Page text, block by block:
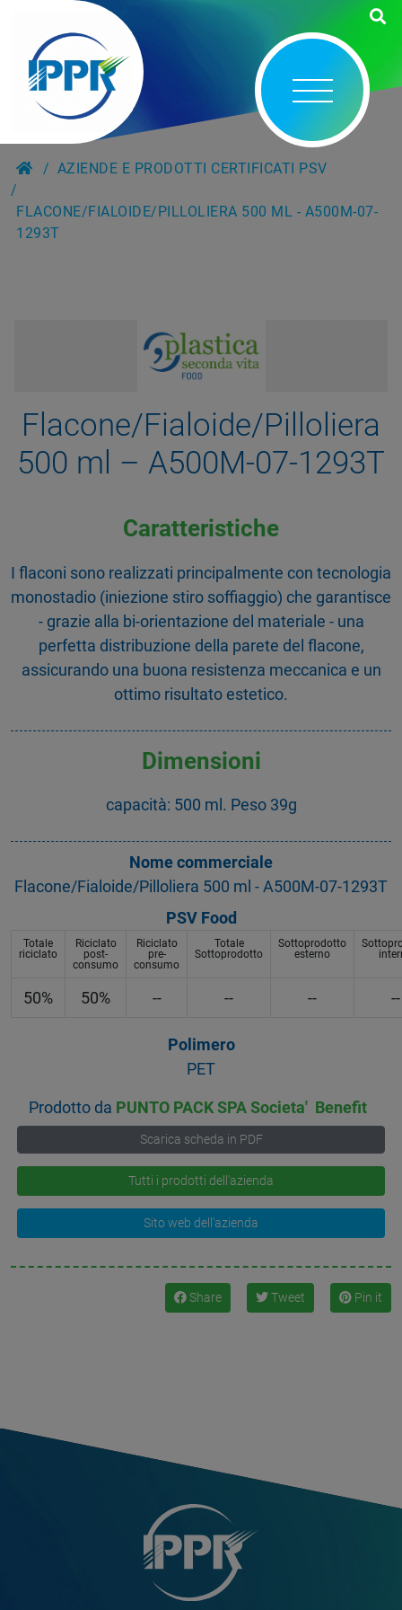
AZIENDE E PRODOTTI CERTIFICATI PSV
FLACONE/FIALOIDE/PILLOLIERA 500 ML - A500M-07-
1293T
Flacone/Fialoide/Pilloliera
500 ml – A500M-07-1293T
Caratteristiche
I flaconi sono realizzati principalmente con tecnologia
monostadio (iniezione stiro soffiaggio) che garantisce
- grazie alla bi-orientazione del materiale - una
perfetta distribuzione della parete del flacone,
assicurando una buona resistenza meccanica e un
ottimo risultato estetico.
Dimensioni
capacità: 500 ml. Peso 39g
Nome commerciale
Flacone/Fialoide/Pilloliera 500 ml - A500M-07-1293T
PSV Food
Totale
riciclato
Riciclato
post-
consumo
Riciclato
pre-
consumo
Totale
Sottoprodotto
Sottoprodotto
esterno
50% 50% -- -- -- --
Polimero
PET
Prodotto da PUNTO PACK SPA Societa' Benefit
Scarica scheda in PDF
Tutti i prodotti dell'azienda
Sito web dell'azienda
Share Tweet Pin it